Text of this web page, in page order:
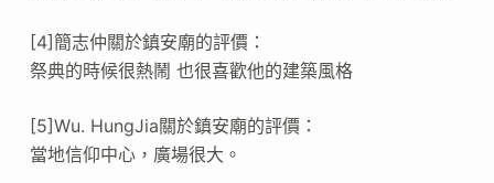
[4]簡志仲關於鎮安廟的評價：
祭典的時候很熱鬧 也很喜歡他的建築風格
[5]Wu. HungJia關於鎮安廟的評價：
當地信仰中心，廣場很大。